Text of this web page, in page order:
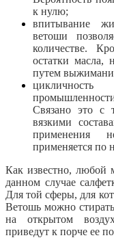
к нулю;
впитывание
ветоши
количестве.
остатки масла,
путем
Связано это с
вязкими
применения
применяется по
Как известно, любой
данном случае
Для той сферы, для
Ветошь можно
на открытом
приведут к порче ее